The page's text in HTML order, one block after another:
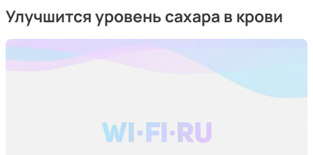
Улучшится уровень сахара в крови